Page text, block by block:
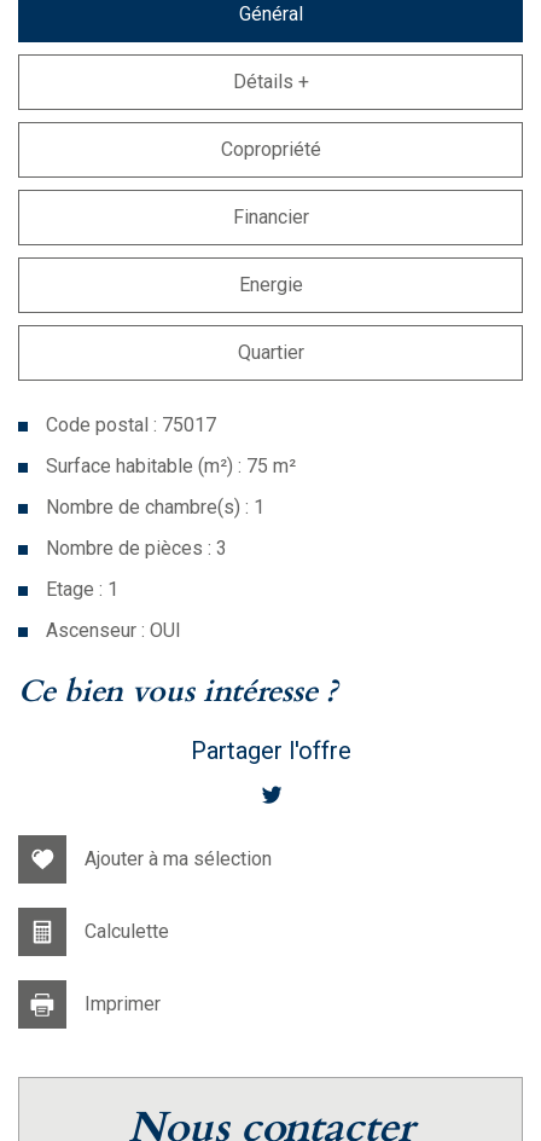
Général
Détails +
Copropriété
Financier
Energie
Quartier
Code postal : 75017
Surface habitable (m²) : 75 m²
Nombre de chambre(s) : 1
Nombre de pièces : 3
Etage : 1
Ascenseur : OUI
la ville de paris (75017)
ce bien vous intéresse ?
Partager l'offre
Ajouter à ma sélection
Calculette
Imprimer
nous contacter